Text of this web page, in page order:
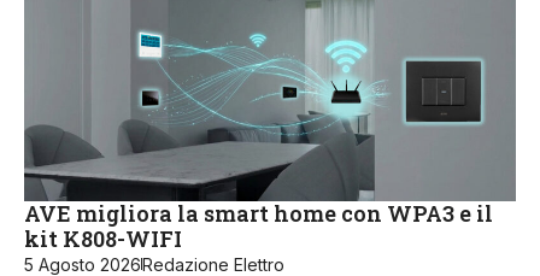
AVE migliora la smart home con WPA3 e il
kit K808-WIFI
5 Agosto 2026Redazione Elettro